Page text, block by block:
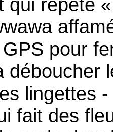
pour
déboucher
lingettes -
fait des